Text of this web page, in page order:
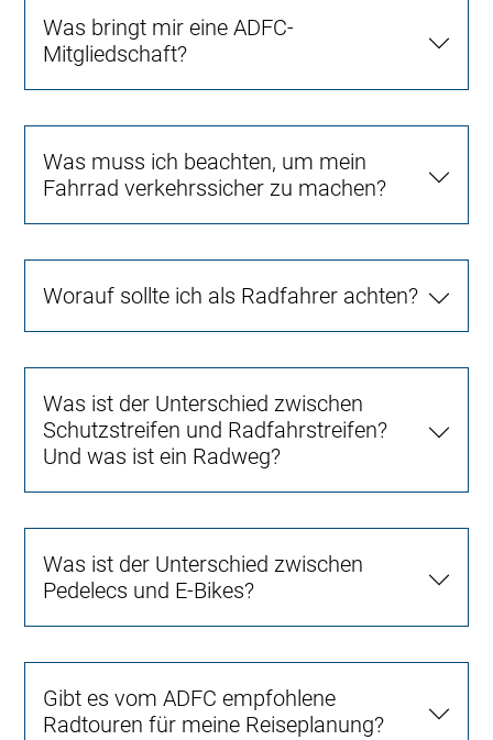
Was bringt mir eine ADFC-
Mitgliedschaft?
Was muss ich beachten, um mein
Fahrrad verkehrssicher zu machen?
Worauf sollte ich als Radfahrer achten?
Was ist der Unterschied zwischen
Schutzstreifen und Radfahrstreifen?
Und was ist ein Radweg?
Was ist der Unterschied zwischen
Pedelecs und E-Bikes?
Gibt es vom ADFC empfohlene
Radtouren für meine Reiseplanung?